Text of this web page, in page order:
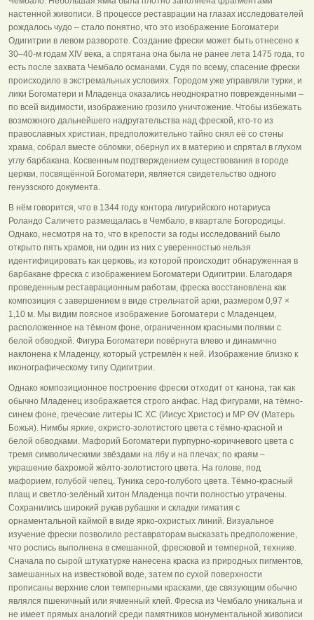
настенной живописи. В процессе реставрации на глазах исследователей
рождалось чудо – стало понятно, что это изображение Богоматери
Одигитрии в левом развороте. Создание фрески может быть отнесено к
30–40-м годам XIV века, а спрятана она была не ранее лета 1475 года, то
есть после захвата Чембало османами. Судя по всему, спасение фрески
происходило в экстремальных условиях. Городом уже управляли турки, и
лики Богоматери и Младенца оказались неоднократно поврежденными –
по всей видимости, изображению грозило уничтожение. Чтобы избежать
возможного дальнейшего надругательства над фреской, кто-то из
православных христиан, предположительно тайно снял её со стены
храма, собрал вместе обломки, обернул их в материю и спрятал в глухом
углу барбакана. Косвенным подтверждением существования в городе
церкви, посвящённой Богоматери, является свидетельство одного
генуэзского документа.
В нём говорится, что в 1344 году контора лигурийского нотариуса
Роландо Саличето размещалась в Чембало, в квартале Богородицы.
Однако, несмотря на то, что в крепости за годы исследований было
открыто пять храмов, ни один из них с уверенностью нельзя
идентифицировать как церковь, из которой происходит обнаруженная в
барбакане фреска с изображением Богоматери Одигитрии. Благодаря
проведенным реставрационным работам, фреска восстановлена как
композиция с завершением в виде стрельчатой арки, размером 0,97 ×
1,10 м. Мы видим поясное изображение Богоматери с Младенцем,
расположенное на тёмном фоне, ограниченном красными полями с
белой обводкой. Фигура Богоматери повёрнута влево и динамично
наклонена к Младенцу, который устремлён к ней. Изображение близко к
иконографическому типу Одигитрии.
Однако композиционное построение фрески отходит от канона, так как
обычно Младенец изображается строго анфас. Над фигурами, на тёмно-
синем фоне, греческие литеры ΙС ХС (Иисус Христос) и ΜΡ ΘV (Матерь
Божья). Нимбы яркие, охристо-золотистого цвета с тёмно-красной и
белой обводками. Мафорий Богоматери пурпурно-коричневого цвета с
тремя символическими звёздами на лбу и на плечах; по краям –
украшение бахромой жёлто-золотистого цвета. На голове, под
мафорием, голубой чепец. Туника серо-голубого цвета. Тёмно-красный
плащ и светло-зелёный хитон Младенца почти полностью утрачены.
Сохранились широкий рукав рубашки и складки гиматия с
орнаментальной каймой в виде ярко-охристых линий. Визуальное
изучение фрески позволило реставраторам высказать предположение,
что роспись выполнена в смешанной, фресковой и темперной, технике.
Сначала по сырой штукатурке нанесена краска из природных пигментов,
замешанных на известковой воде, затем по сухой поверхности
прописаны верхние слои темперными красками, где связующим обычно
являлся пшеничный или ячменный клей. Фреска из Чембало уникальна и
не имеет прямых аналогий среди памятников монументальной живописи